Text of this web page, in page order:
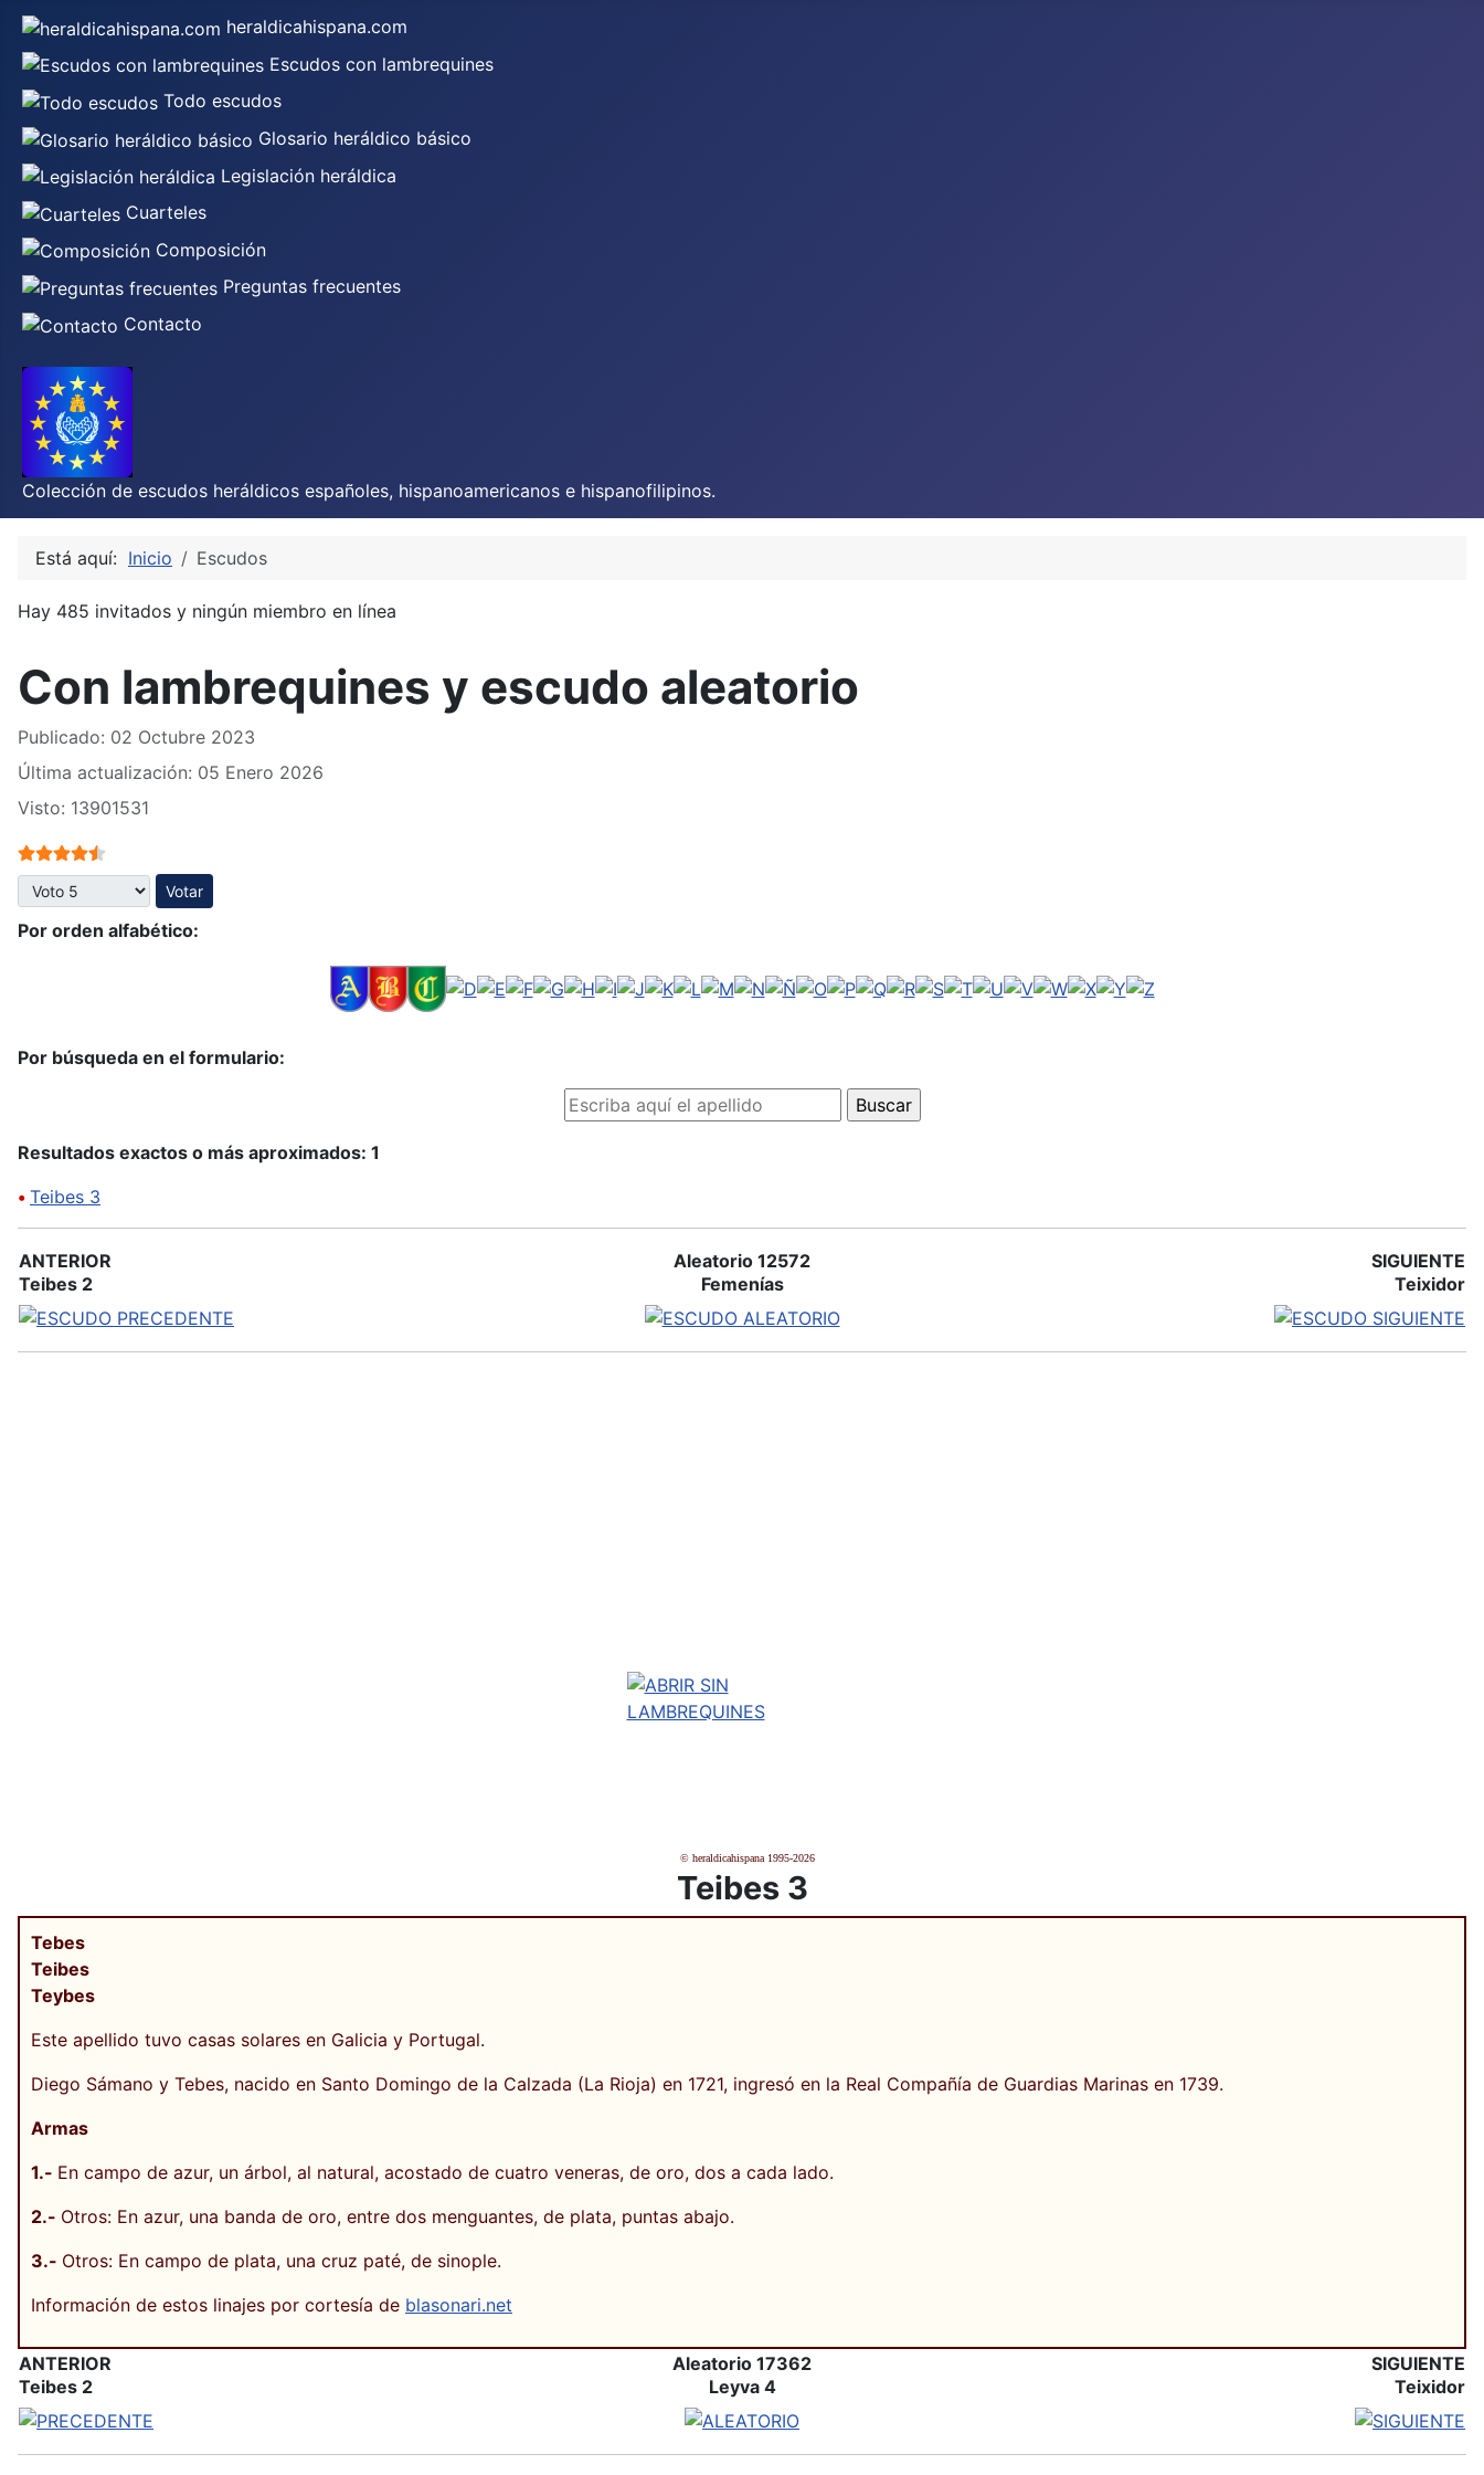
heraldicahispana.com
Escudos con lambrequines
Todo escudos
Glosario heráldico básico
Legislación heráldica
Cuarteles
Composición
Preguntas frecuentes
Contacto
Colección de escudos heráldicos españoles, hispanoamericanos e hispanofilipinos.
Está aquí: Inicio Escudos
Hay 485 invitados y ningún miembro en línea
Con lambrequines y escudo aleatorio
Publicado: 02 Octubre 2023
Última actualización: 05 Enero 2026
Visto: 13901531
Ratio:4.5/
Por favor, vote
Por orden alfabético:
Por búsqueda en el formulario:
Resultados exactos o más aproximados: 1
• Teibes 3
ANTERIOR
Teibes 2
Aleatorio 12572
Femenías
SIGUIENTE
Teixidor
© heraldicahispana 1995-2026
Teibes 3
Tebes
Teibes
Teybes
Este apellido tuvo casas solares en Galicia y Portugal.
Diego Sámano y Tebes, nacido en Santo Domingo de la Calzada (La Rioja) en 1721, ingresó en la Real Compañía de Guardias Marinas en 1739.
Armas
1.- En campo de azur, un árbol, al natural, acostado de cuatro veneras, de oro, dos a cada lado.
2.- Otros: En azur, una banda de oro, entre dos menguantes, de plata, puntas abajo.
3.- Otros: En campo de plata, una cruz paté, de sinople.
Información de estos linajes por cortesía de blasonari.net
ANTERIOR
Teibes 2
Aleatorio 17362
Leyva 4
SIGUIENTE
Teixidor